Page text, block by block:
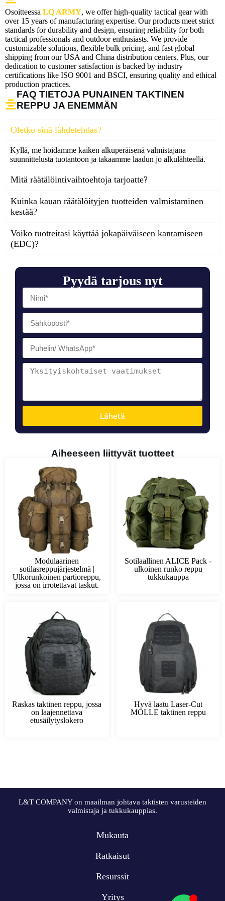
Pyydä tarjous nyt
Lähetä
Osoitteessa LQ ARMY, we offer high-quality tactical gear with
over 15 years of manufacturing expertise. Our products meet strict
standards for durability and design, ensuring reliability for both
tactical professionals and outdoor enthusiasts. We provide
customizable solutions, flexible bulk pricing, and fast global
shipping from our USA and China distribution centers. Plus, our
dedication to customer satisfaction is backed by industry
certifications like ISO 9001 and BSCI, ensuring quality and ethical
production practices.
FAQ TIETOJA PUNAINEN TAKTINEN
REPPU JA ENEMMÄN
Oletko sinä lähdetehdas?
Kyllä, me hoidamme kaiken alkuperäisenä valmistajana
suunnittelusta tuotantoon ja takaamme laadun jo alkulähteellä.
Mitä räätälöintivaihtoehtoja tarjoatte?
Kuinka kauan räätälöityjen tuotteiden valmistaminen
kestää?
Voiko tuotteitasi käyttää jokapäiväiseen kantamiseen
(EDC)?
Aiheeseen liittyvät tuotteet
Modulaarinen
sotilasreppujärjestelmä |
Ulkorunkoinen partioreppu,
jossa on irrotettavat taskut.
Sotilaallinen ALICE Pack -
ulkoinen runko reppu
tukkukauppa
Raskas taktinen reppu, jossa
on laajennettava
etusäilytyslokero
Hyvä laatu Laser-Cut
MOLLE taktinen reppu
L&T COMPANY on maailman johtava taktisten varusteiden
valmistaja ja tukkukauppias.
Mukauta
Ratkaisut
Resurssit
Yritys